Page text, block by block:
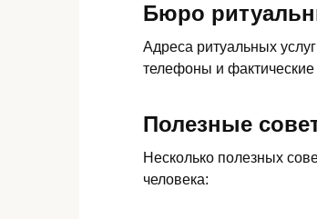
Бюро
Адреса ритуальных
телефоны и
Полезные
Несколько полезных
человека: